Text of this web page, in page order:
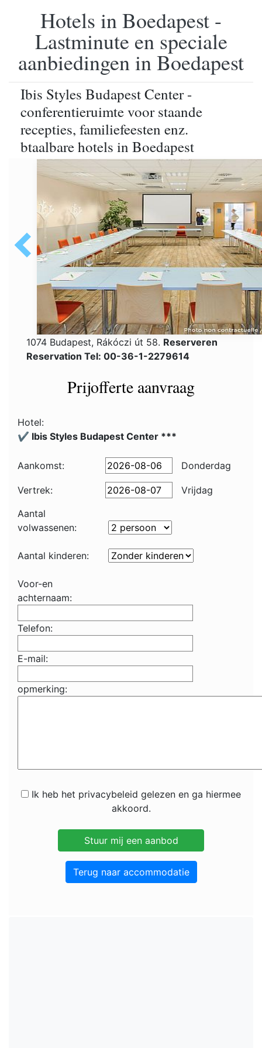
Hotels in Boedapest -
Lastminute en speciale
aanbiedingen in Boedapest
Ibis Styles Budapest Center -
conferentieruimte voor staande
recepties, familiefeesten enz.
btaalbare hotels in Boedapest
1074 Budapest, Rákóczi út 58. Reserveren
Reservation Tel: 00-36-1-2279614
Prijofferte aanvraag
Hotel:
✔️ Ibis Styles Budapest Center ***
Aankomst: Donderdag
Vertrek:
Vrijdag
Aantal
volwassenen:
Aantal kinderen:
Voor-en
achternaam:
Telefon:
E-mail:
opmerking:
Ik heb het privacybeleid gelezen en ga hiermee
akkoord.
Terug naar accommodatie